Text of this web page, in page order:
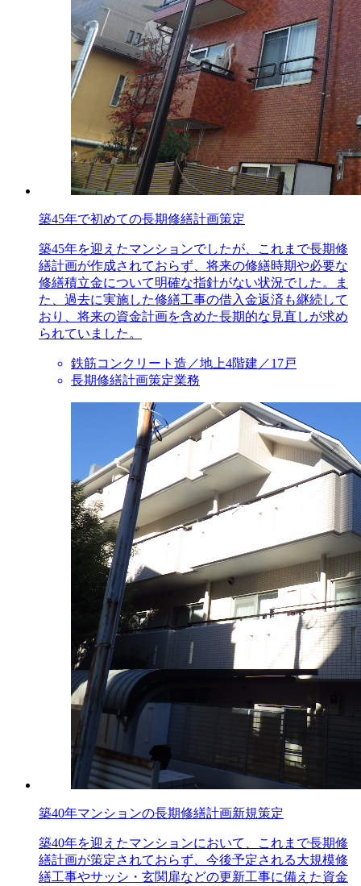
築45年で初めての長期修繕計画策定
築45年を迎えたマンションでしたが、これまで長期修
繕計画が作成されておらず、将来の修繕時期や必要な
修繕積立金について明確な指針がない状況でした。ま
た、過去に実施した修繕工事の借入金返済も継続して
おり、将来の資金計画を含めた長期的な見直しが求め
られていました。
鉄筋コンクリート造／地上4階建／17戸
長期修繕計画策定業務
築40年マンションの長期修繕計画新規策定
築40年を迎えたマンションにおいて、これまで長期修
繕計画が策定されておらず、今後予定される大規模修
繕工事やサッシ・玄関扉などの更新工事に備えた資金